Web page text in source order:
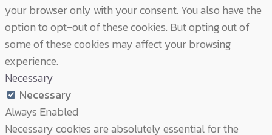
your browser only with your consent. You also have the
option to opt-out of these cookies. But opting out of
some of these cookies may affect your browsing
experience.
Necessary
Necessary
Always Enabled
Necessary cookies are absolutely essential for the